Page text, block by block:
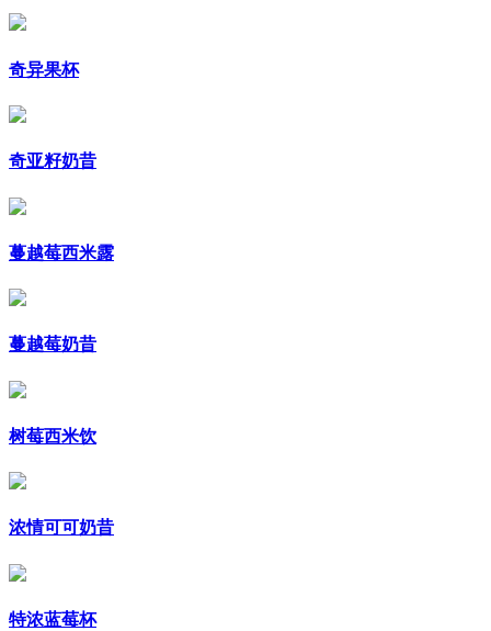
奇异果杯
奇亚籽奶昔
蔓越莓西米露
蔓越莓奶昔
树莓西米饮
浓情可可奶昔
特浓蓝莓杯